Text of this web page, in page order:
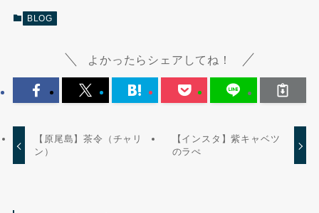
BLOG
よかったらシェアしてね！
【原尾島】茶令（チャリ
ン）
【インスタ】紫キャベツ
のラぺ